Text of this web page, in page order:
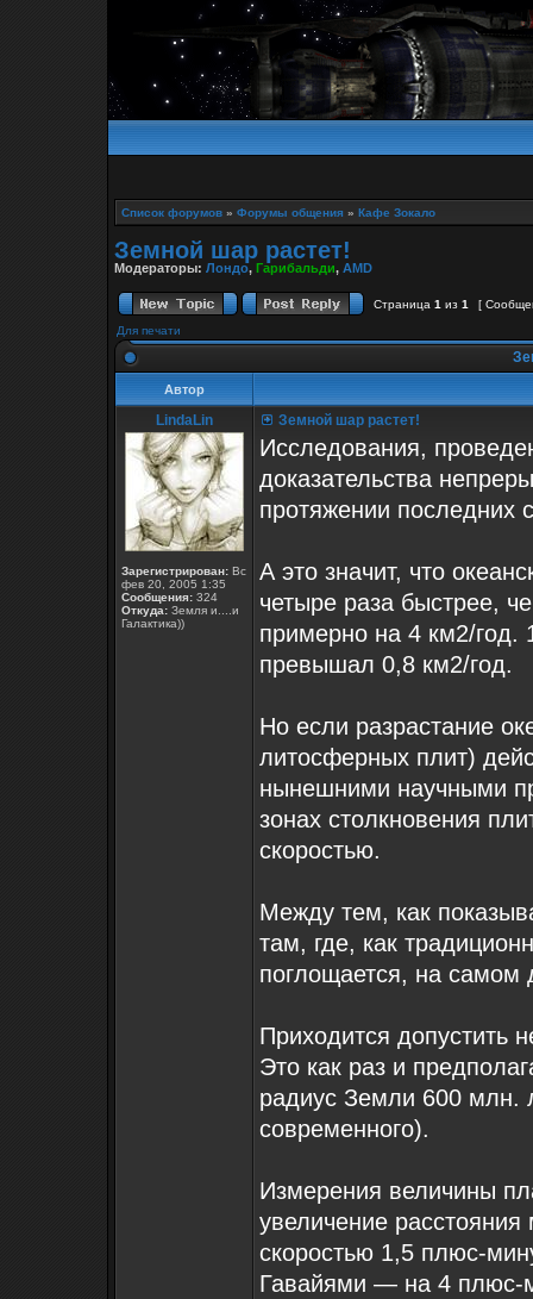
Список форумов » Форумы общения » Кафе Зокало
Земной шар растет!
Модераторы: Лондо, Гарибальди, AMD
Страница 1 из 1
[
Для печати
Автор
LindaLin
Зарегистрирован: Вс
фев 20, 2005 1:35
Сообщения: 324
Откуда: Земля и....и
Галактика))
Земной шар растет!
Исследования,
доказательства
протяжении последних
А это значит, что
четыре раза быстрее,
примерно на 4 км2/год.
превышал 0,8 км2/год.
Но если разрастание
литосферных плит)
нынешними научными
зонах столкновения
скоростью.
Между тем, как
там, где, как
поглощается, на самом
Приходится допустить
Это как раз и
радиус Земли 600 млн.
современного).
Измерения величины
увеличение
скоростью 1,5 плюс-
Гавайями — на 4 плюс-